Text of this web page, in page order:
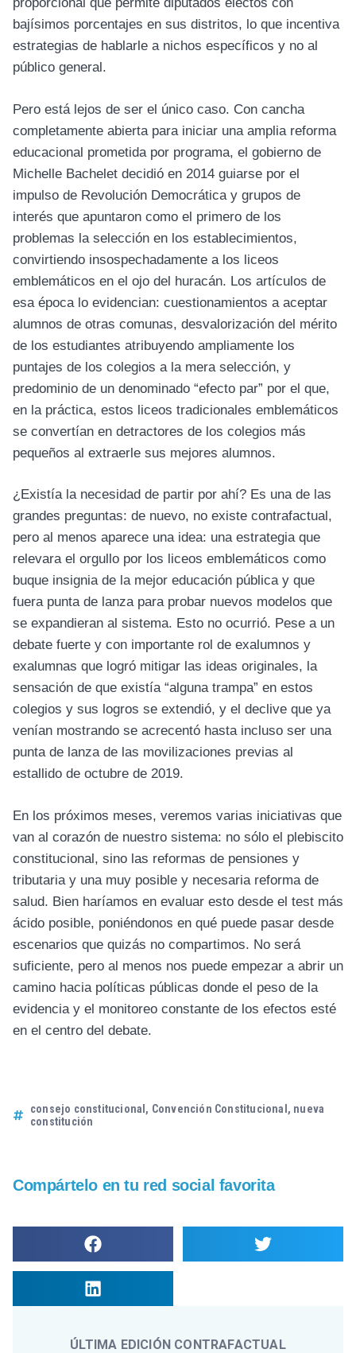
bajísimos porcentajes en sus distritos, lo que incentiva
estrategias de hablarle a nichos específicos y no al
público general.
Pero está lejos de ser el único caso. Con cancha
completamente abierta para iniciar una amplia reforma
educacional prometida por programa, el gobierno de
Michelle Bachelet decidió en 2014 guiarse por el
impulso de Revolución Democrática y grupos de
interés que apuntaron como el primero de los
problemas la selección en los establecimientos,
convirtiendo insospechadamente a los liceos
emblemáticos en el ojo del huracán. Los artículos de
esa época lo evidencian: cuestionamientos a aceptar
alumnos de otras comunas, desvalorización del mérito
de los estudiantes atribuyendo ampliamente los
puntajes de los colegios a la mera selección, y
predominio de un denominado “efecto par” por el que,
en la práctica, estos liceos tradicionales emblemáticos
se convertían en detractores de los colegios más
pequeños al extraerle sus mejores alumnos.
¿Existía la necesidad de partir por ahí? Es una de las
grandes preguntas: de nuevo, no existe contrafactual,
pero al menos aparece una idea: una estrategia que
relevara el orgullo por los liceos emblemáticos como
buque insignia de la mejor educación pública y que
fuera punta de lanza para probar nuevos modelos que
se expandieran al sistema. Esto no ocurrió. Pese a un
debate fuerte y con importante rol de exalumnos y
exalumnas que logró mitigar las ideas originales, la
sensación de que existía “alguna trampa” en estos
colegios y sus logros se extendió, y el declive que ya
venían mostrando se acrecentó hasta incluso ser una
punta de lanza de las movilizaciones previas al
estallido de octubre de 2019.
En los próximos meses, veremos varias iniciativas que
van al corazón de nuestro sistema: no sólo el plebiscito
constitucional, sino las reformas de pensiones y
tributaria y una muy posible y necesaria reforma de
salud. Bien haríamos en evaluar esto desde el test más
ácido posible, poniéndonos en qué puede pasar desde
escenarios que quizás no compartimos. No será
suficiente, pero al menos nos puede empezar a abrir un
camino hacia políticas públicas donde el peso de la
evidencia y el monitoreo constante de los efectos esté
en el centro del debate.
consejo constitucional , Convención Constitucional , nueva
constitución
Compártelo en tu red social favorita
ÚLTIMA EDICIÓN CONTRAFACTUAL